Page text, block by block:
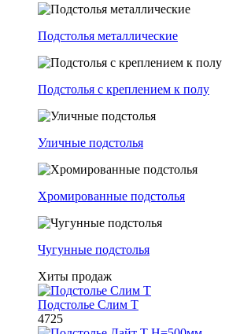
Подстолья металлические
Подстолья с креплением к полу
Уличные подстолья
Хромированные подстолья
Чугунные подстолья
Хиты продаж
Подстолье Слим Т
4725